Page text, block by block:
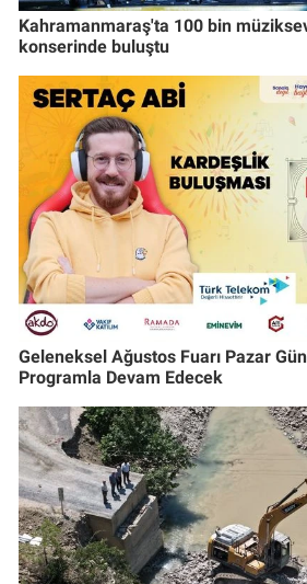
Kahramanmaraş'ta 100 bin
konserinde buluştu
Geleneksel Ağustos Fuarı Pazar
Programla Devam Edecek